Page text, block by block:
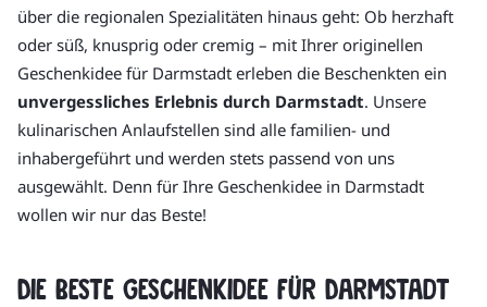
über die regionalen Spezialitäten hinaus geht: Ob herzhaft
oder süß, knusprig oder cremig – mit Ihrer originellen
Geschenkidee für Darmstadt erleben die Beschenkten ein
unvergessliches Erlebnis durch Darmstadt. Unsere
kulinarischen Anlaufstellen sind alle familien- und
inhabergeführt und werden stets passend von uns
ausgewählt. Denn für Ihre Geschenkidee in Darmstadt
wollen wir nur das Beste!
Die beste Geschenkidee für Darmstadt